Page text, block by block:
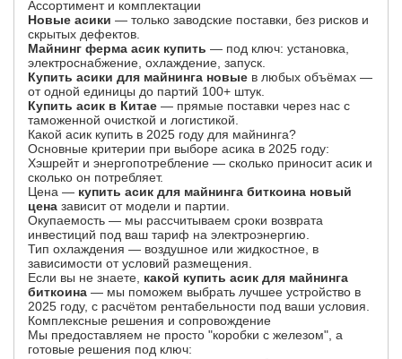
Ассортимент и комплектации
Новые асики — только заводские поставки, без рисков и
скрытых дефектов.
Майнинг ферма асик купить — под ключ: установка,
электроснабжение, охлаждение, запуск.
Купить асики для майнинга новые в любых объёмах —
от одной единицы до партий 100+ штук.
Купить асик в Китае — прямые поставки через нас с
таможенной очисткой и логистикой.
Какой асик купить в 2025 году для майнинга?
Основные критерии при выборе асика в 2025 году:
Хэшрейт и энергопотребление — сколько приносит асик и
сколько он потребляет.
Цена — купить асик для майнинга биткоина новый
цена зависит от модели и партии.
Окупаемость — мы рассчитываем сроки возврата
инвестиций под ваш тариф на электроэнергию.
Тип охлаждения — воздушное или жидкостное, в
зависимости от условий размещения.
Если вы не знаете, какой купить асик для майнинга
биткоина — мы поможем выбрать лучшее устройство в
2025 году, с расчётом рентабельности под ваши условия.
Комплексные решения и сопровождение
Мы предоставляем не просто "коробки с железом", а
готовые решения под ключ: